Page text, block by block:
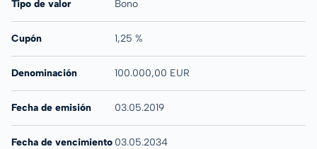
Tipo de valor Bono
Cupón 1,25 %
Denominación 100.000,00 EUR
Fecha de emisión 03.05.2019
Fecha de vencimiento 03.05.2034